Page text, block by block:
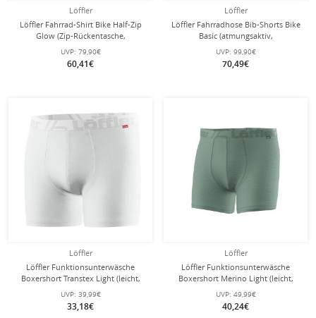
Löffler
Löffler Fahrrad-Shirt Bike Half-Zip
Glow (Zip-Rückentasche,
schnelltrocknend) rot/schwarz
Herren
UVP: 79,90€
60,41€
Löffler
Löffler Fahrradhose Bib-Shorts Bike
Basic (atmungsaktiv,
schnelltrocknend, enganliegend)
schwarz/grau Herren
UVP: 99,90€
70,49€
Löffler
Löffler Funktionsunterwäsche
Boxershort Transtex Light (leicht,
atmungsaktiv,
feuchtigkeitstransport) weiss Herren
UVP: 39,99€
33,18€
Löffler
Löffler Funktionsunterwäsche
Boxershort Merino Light (leicht,
Temperaturregulierung) pinegrün
Herren
UVP: 49,99€
40,24€